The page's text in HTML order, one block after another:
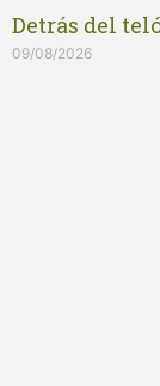
Detrás del
09/08/2026